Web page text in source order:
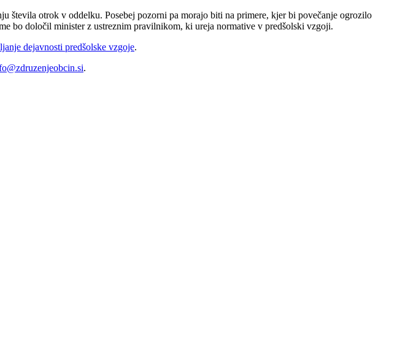
števila otrok v oddelku. Posebej pozorni pa morajo biti na primere, kjer bi povečanje ogrozilo
bo določil minister z ustreznim pravilnikom, ki ureja normative v predšolski vzgoji.
dejavnosti predšolske vzgoje.
.